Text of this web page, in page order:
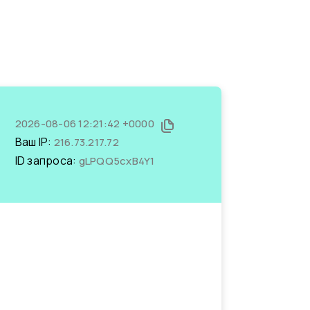
2026-08-06 12:21:42 +0000
Ваш IP: 216.73.217.72
ID запроса: gLPQQ5cxB4Y1